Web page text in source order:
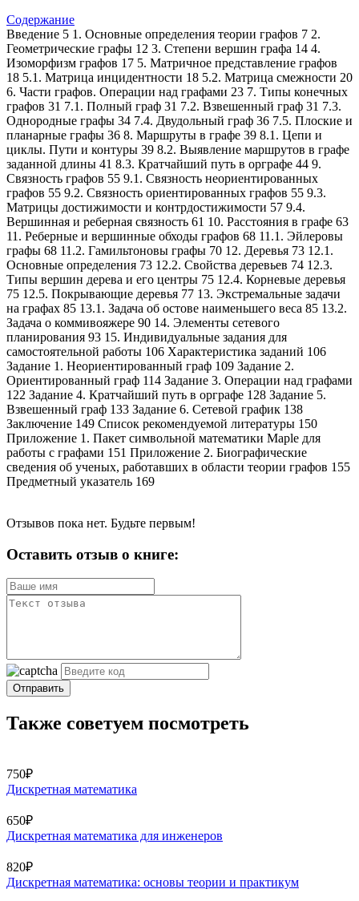
Содержание
Введение 5 1. Основные определения теории графов 7 2.
Геометрические графы 12 3. Степени вершин графа 14 4.
Изоморфизм графов 17 5. Матричное представление графов
18 5.1. Матрица инцидентности 18 5.2. Матрица смежности 20
6. Части графов. Операции над графами 23 7. Типы конечных
графов 31 7.1. Полный граф 31 7.2. Взвешенный граф 31 7.3.
Однородные графы 34 7.4. Двудольный граф 36 7.5. Плоские и
планарные графы 36 8. Маршруты в графе 39 8.1. Цепи и
циклы. Пути и контуры 39 8.2. Выявление маршрутов в графе
заданной длины 41 8.3. Кратчайший путь в орграфе 44 9.
Связность графов 55 9.1. Связность неориентированных
графов 55 9.2. Связность ориентированных графов 55 9.3.
Матрицы достижимости и контрдостижимости 57 9.4.
Вершинная и реберная связность 61 10. Расстояния в графе 63
11. Реберные и вершинные обходы графов 68 11.1. Эйлеровы
графы 68 11.2. Гамильтоновы графы 70 12. Деревья 73 12.1.
Основные определения 73 12.2. Свойства деревьев 74 12.3.
Типы вершин дерева и его центры 75 12.4. Корневые деревья
75 12.5. Покрывающие деревья 77 13. Экстремальные задачи
на графах 85 13.1. Задача об остове наименьшего веса 85 13.2.
Задача о коммивояжере 90 14. Элементы сетевого
планирования 93 15. Индивидуальные задания для
самостоятельной работы 106 Характеристика заданий 106
Задание 1. Неориентированный граф 109 Задание 2.
Ориентированный граф 114 Задание 3. Операции над графами
122 Задание 4. Кратчайший путь в орграфе 128 Задание 5.
Взвешенный граф 133 Задание 6. Сетевой график 138
Заключение 149 Список рекомендуемой литературы 150
Приложение 1. Пакет символьной математики Maple для
работы с графами 151 Приложение 2. Биографические
сведения об ученых, работавших в области теории графов 155
Предметный указатель 169
Отзывов пока нет. Будьте первым!
Оставить отзыв о книге:
Отправить
Также советуем посмотреть
750₽
Дискретная математика
650₽
Дискретная математика для инженеров
820₽
Дискретная математика: основы теории и практикум